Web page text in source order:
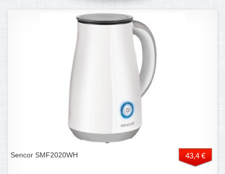
Sencor SMF2020WH 43,4 €